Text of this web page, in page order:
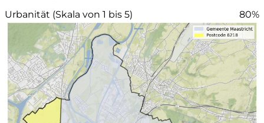
Urbanität (Skala von 1 bis 5)
80%